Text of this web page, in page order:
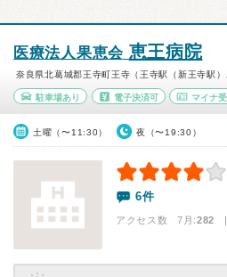
医療法人果恵会 恵王病院
奈良県北葛城郡王寺町王寺（王寺駅（新王寺駅）
駐車場あり 電子決済可 マイナ
土曜（〜11:30） 夜（〜19:30）
6件
アクセス数 7月:282 |